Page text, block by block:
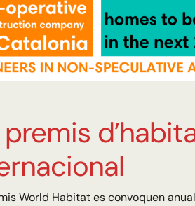
premis
World Habitat es convoquen